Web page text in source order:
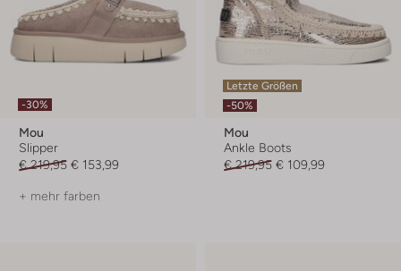
-30%
Mou
Slipper
€ 219,95 € 153,99
+ mehr farben
Letzte Größen
-50%
Mou
Ankle Boots
€ 219,95 € 109,99